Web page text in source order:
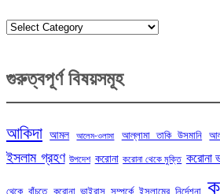
Categories
গুরুত্বপূর্ণ বিষয়সমূহ
আকিদা আমল আলেম-ওলামা আল্লামা তাকি উসমানি
ইসলাম গ্রহণ উপদেশ করোনা করোনা থেকে মুক্তি করোনা
থেকে বাঁচতে করোনা ভাইরাস সম্পর্কে ইসলামের নির্দেশনা